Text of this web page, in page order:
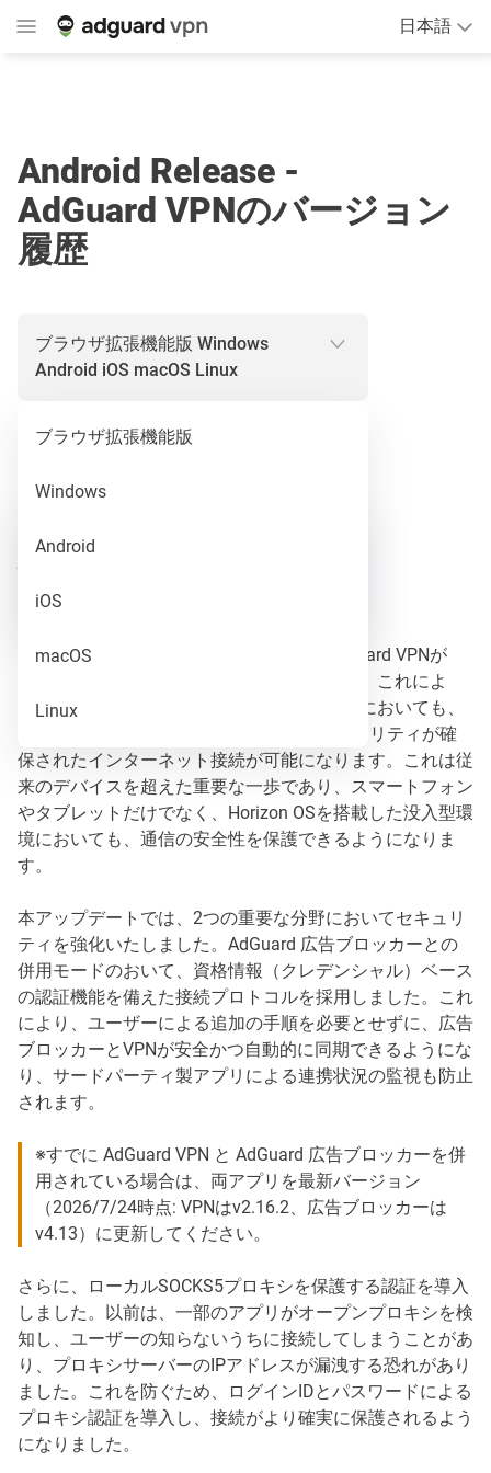
日本語
Android Release -
AdGuard VPNのバージョン
履歴
ブラウザ拡張機能版 Windows
Android iOS macOS Linux
ブラウザ拡張機能版
Windows
Android
iOS
macOS
Linux
バージョン: 2.16.2
公開日: 2026年7月28日
今回のアップデートにより、Android版AdGuard VPNが
Meta Horizon Storeで利用可能になりました。これによ
り、拡大しつつあるMetaのVRエコシステムにおいても、
AdGuard VPNによってプライバシーとセキュリティが確
保されたインターネット接続が可能になります。これは従
来のデバイスを超えた重要な一歩であり、スマートフォン
やタブレットだけでなく、Horizon OSを搭載した没入型環
境においても、通信の安全性を保護できるようになりま
す。
本アップデートでは、2つの重要な分野においてセキュリ
ティを強化いたしました。AdGuard 広告ブロッカーとの
併用モードのおいて、資格情報（クレデンシャル）ベース
の認証機能を備えた接続プロトコルを採用しました。これ
により、ユーザーによる追加の手順を必要とせずに、広告
ブロッカーとVPNが安全かつ自動的に同期できるようにな
り、サードパーティ製アプリによる連携状況の監視も防止
されます。
※すでに AdGuard VPN と AdGuard 広告ブロッカーを併
用されている場合は、両アプリを最新バージョン
（2026/7/24時点: VPNはv2.16.2、広告ブロッカーは
v4.13）に更新してください。
さらに、ローカルSOCKS5プロキシを保護する認証を導入
しました。以前は、一部のアプリがオープンプロキシを検
知し、ユーザーの知らないうちに接続してしまうことがあ
り、プロキシサーバーのIPアドレスが漏洩する恐れがあり
ました。これを防ぐため、ログインIDとパスワードによる
プロキシ認証を導入し、接続がより確実に保護されるよう
になりました。